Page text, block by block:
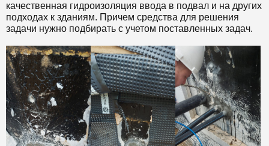
качественная гидроизоляция ввода в подвал и на других
подходах к зданиям. Причем средства для решения
задачи нужно подбирать с учетом поставленных задач.